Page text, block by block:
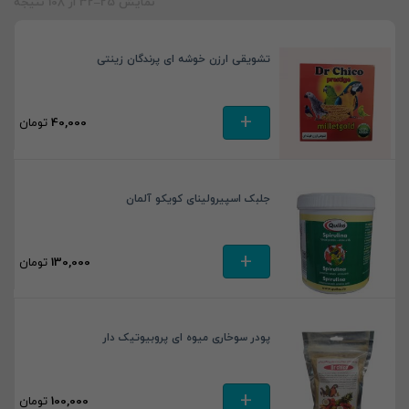
تشویقی ارزن خوشه ای پرندگان زینتی
40,000تومان +
جلبک اسپیرولینای کویکو آلمان
130,000تومان +
پودر سوخاری میوه ای پروبیوتیک دار
100,000تومان +